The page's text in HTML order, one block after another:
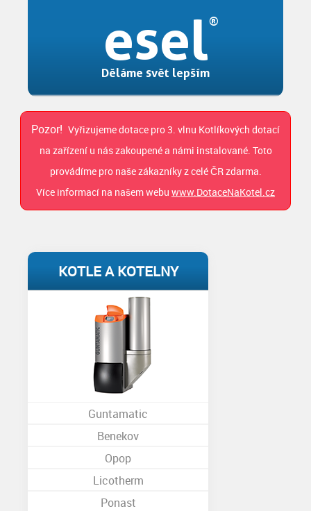
esel
Děláme svět lepším
Pozor! Vyřizujeme dotace pro 3. vlnu Kotlíkových dotací
na zařízení u nás zakoupené a námi instalované. Toto
provádíme pro naše zákazníky z celé ČR zdarma.
Více informací na našem webu www.DotaceNaKotel.cz
KOTLE A KOTELNY
Guntamatic
Benekov
Opop
Licotherm
Ponast